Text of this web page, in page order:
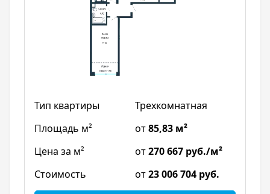
Трехкомнатная
от85,83 м²
от270 667 руб./м²
от23 006 704 руб.